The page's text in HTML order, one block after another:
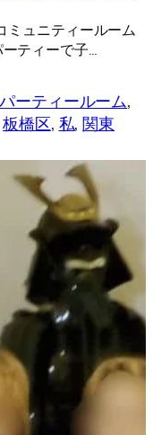
ミュニティールーム
ティーで子…
パーティールーム
板橋区, 私, 関東